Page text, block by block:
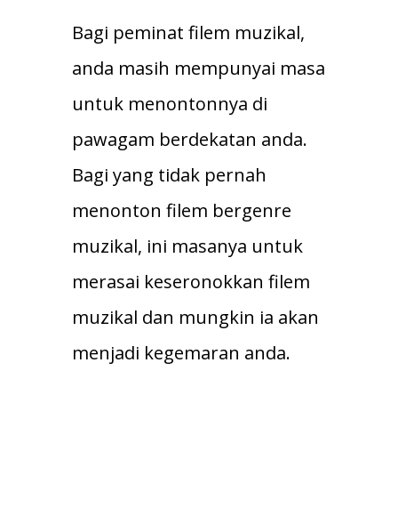
Bagi peminat filem muzikal,
anda masih mempunyai masa
untuk menontonnya di
pawagam berdekatan anda.
Bagi yang tidak pernah
menonton filem bergenre
muzikal, ini masanya untuk
merasai keseronokkan filem
muzikal dan mungkin ia akan
menjadi kegemaran anda.